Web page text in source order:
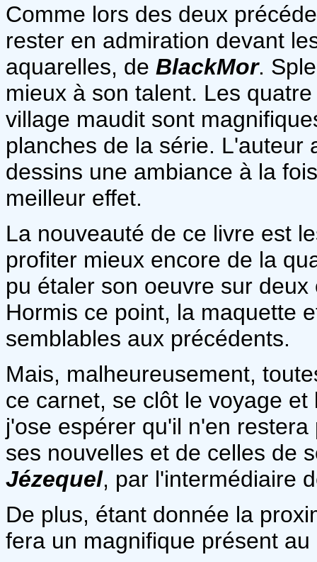
Comme lors des deux
rester en admiration devant
aquarelles, de BlackMor.
mieux à son talent. Les
village maudit sont
planches de la série. L'auteur
dessins une ambiance à la
meilleur effet.
La nouveauté de ce livre est
profiter mieux encore de la
pu étaler son oeuvre sur
Hormis ce point, la maquette
semblables aux précédents.
Mais, malheureusement,
ce carnet, se clôt le voyage
j'ose espérer qu'il n'en
ses nouvelles et de celles de
Jézequel, par l'intermédiaire
De plus, étant donnée la
fera un magnifique présent